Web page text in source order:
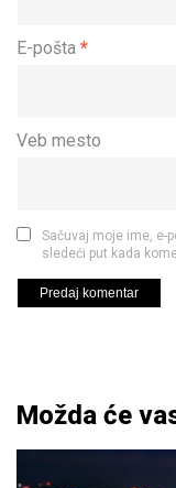
E-pošta *
Veb mesto
Sačuvaj moje ime, e-
sledeći put kada
Možda će